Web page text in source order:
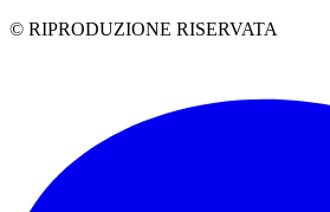
© RIPRODUZIONE RISERVATA